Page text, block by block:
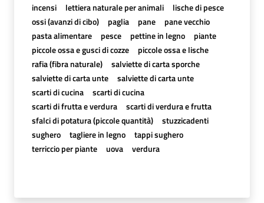
incensi
lettiera naturale per animali
lische di pesce
ossi (avanzi di cibo)
paglia pane
pane vecchio
pasta alimentare
pesce pettine in legno
piante
piccole ossa e gusci di cozze
piccole ossa e lische
rafia (fibra naturale)
salviette di carta sporche
salviette di carta unte
salviette di carta unte
scarti di cucina
scarti di cucina
scarti di frutta e verdura
scarti di verdura e frutta
sfalci di potatura (piccole quantità)
stuzzicadenti
sughero
tagliere in legno
tappi sughero
terriccio per piante
uova verdura